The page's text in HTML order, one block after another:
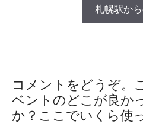
札幌駅か
コメントをどうぞ。
ベントのどこが良か
か？ここでいくら使